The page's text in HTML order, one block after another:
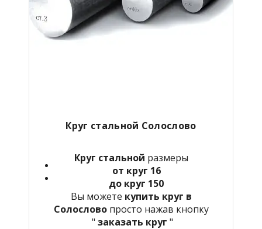
Круг стальной Солослово
Круг стальной размеры
от круг 16
до круг 150
Вы можете купить круг в
Солослово просто нажав кнопку
" заказать круг "